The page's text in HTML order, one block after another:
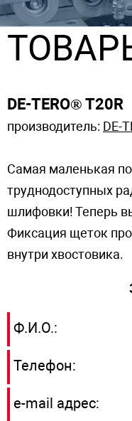
DE-TERO® T20R
производитель: DE-
Самая маленькая
труднодоступных
шлифовки! Теперь
Фиксация щеток
внутри хвостовика.
Ф.И.О.:
Телефон:
e-mail адрес: